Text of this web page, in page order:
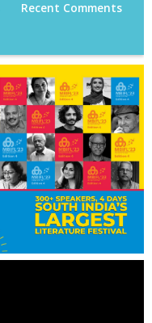
Recent Comments